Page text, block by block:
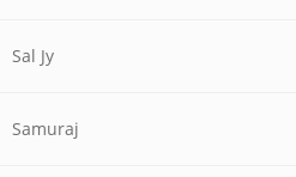
Sal Jy
Samuraj